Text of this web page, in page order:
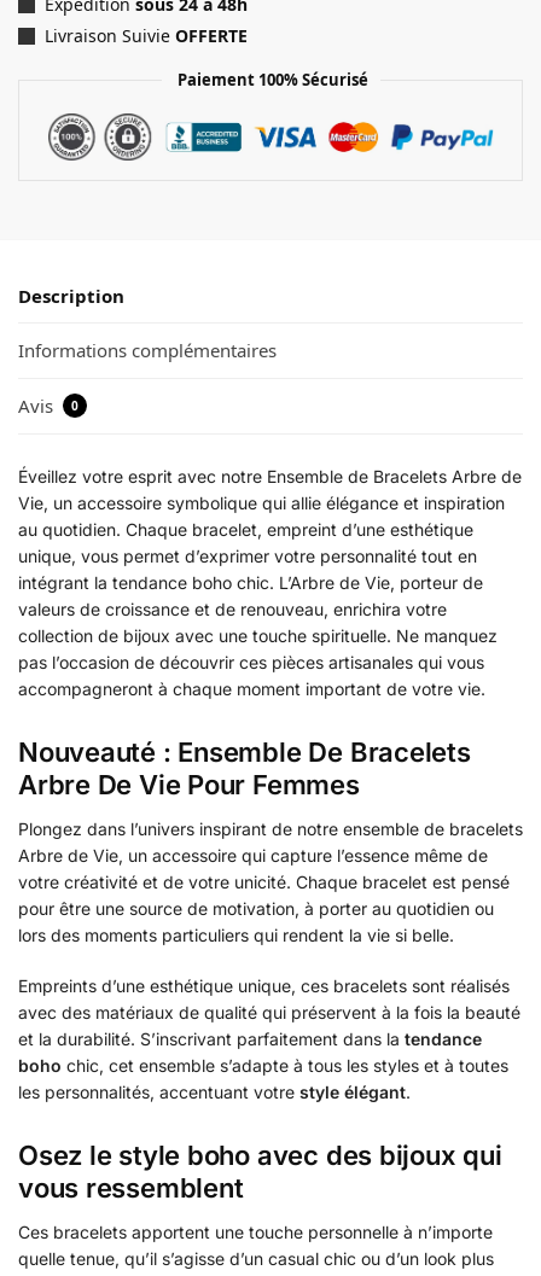
Expédition sous 24 à 48h
Livraison Suivie OFFERTE
Paiement 100% Sécurisé
Description
Informations complémentaires
Avis 0
Éveillez votre esprit avec notre Ensemble de Bracelets Arbre de
Vie, un accessoire symbolique qui allie élégance et inspiration
au quotidien. Chaque bracelet, empreint d’une esthétique
unique, vous permet d’exprimer votre personnalité tout en
intégrant la tendance boho chic. L’Arbre de Vie, porteur de
valeurs de croissance et de renouveau, enrichira votre
collection de bijoux avec une touche spirituelle. Ne manquez
pas l’occasion de découvrir ces pièces artisanales qui vous
accompagneront à chaque moment important de votre vie.
Nouveauté : Ensemble De Bracelets
Arbre De Vie Pour Femmes
Plongez dans l’univers inspirant de notre ensemble de bracelets
Arbre de Vie, un accessoire qui capture l’essence même de
votre créativité et de votre unicité. Chaque bracelet est pensé
pour être une source de motivation, à porter au quotidien ou
lors des moments particuliers qui rendent la vie si belle.
Empreints d’une esthétique unique, ces bracelets sont réalisés
avec des matériaux de qualité qui préservent à la fois la beauté
et la durabilité. S’inscrivant parfaitement dans la tendance
boho chic, cet ensemble s’adapte à tous les styles et à toutes
les personnalités, accentuant votre style élégant.
Osez le style boho avec des bijoux qui
vous ressemblent
Ces bracelets apportent une touche personnelle à n’importe
quelle tenue, qu’il s’agisse d’un casual chic ou d’un look plus